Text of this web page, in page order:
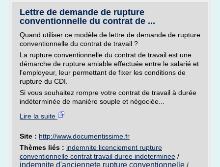
Lettre de demande de rupture
conventionnelle du contrat de ...
Quand utiliser ce modèle de lettre de demande de rupture
conventionnelle du contrat de travail ?
La rupture conventionnelle du contrat de travail est une
démarche de rupture amiable effectuée entre le salarié et
l'employeur, leur permettant de fixer les conditions de
rupture du CDI.
Si vous souhaitez rompre votre contrat de travail à durée
indéterminée de manière souple et négociée...
Lire la suite
Site : http://www.documentissime.fr
Thèmes liés : indemnite licenciement rupture
conventionnelle contrat travail duree indeterminee /
indemnite d'anciennete rupture conventionnelle /